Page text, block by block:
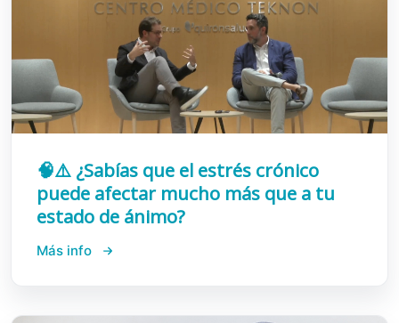
🧠⚠️ ¿Sabías que el estrés crónico
puede afectar mucho más que a tu
estado de ánimo?
Más info